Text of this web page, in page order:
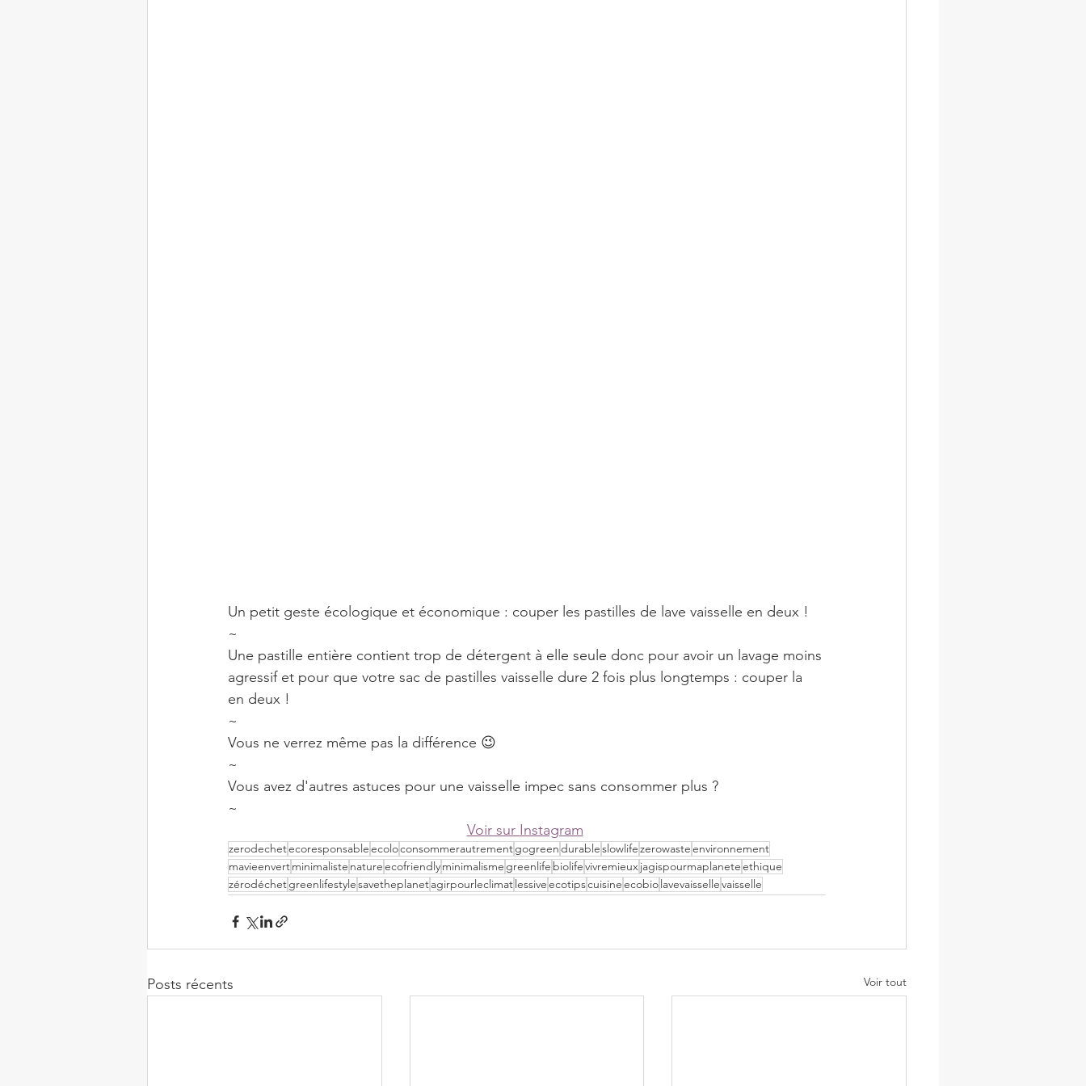
Un petit geste écologique et économique : couper les pastilles de lave vaisselle en deux !⠀
~⠀
Une pastille entière contient trop de détergent à elle seule donc pour avoir un lavage moins
agressif et pour que votre sac de pastilles vaisselle dure 2 fois plus longtemps : couper la
en deux !⠀
~⠀
Vous ne verrez même pas la différence 😉⠀
~⠀
Vous avez d'autres astuces pour une vaisselle impec sans consommer plus ?⠀
~⠀
Voir sur Instagram
zerodechetecoresponsableecoloconsommerautrementgogreendurableslowlifezerowasteenvironnement
mavieenvertminimaliste natureecofriendlyminimalisme greenlife biolifevivremieuxjagispourmaplaneteethique
zérodéchetgreenlifestylesavetheplanetagirpourleclimatlessiveecotipscuisineecobiolavevaissellevaisselle
Posts récents Voir tout